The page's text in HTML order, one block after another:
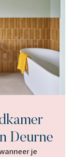
Deurne
je